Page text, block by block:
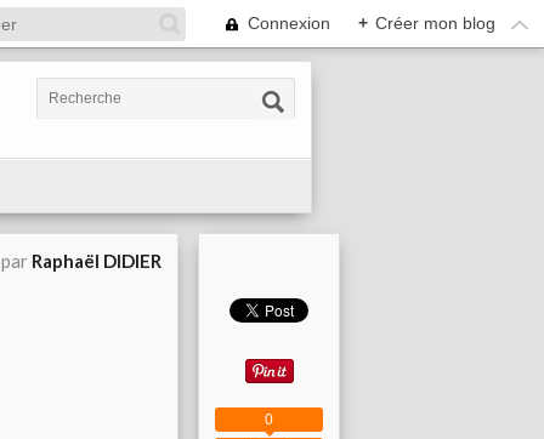
Connexion + Créer mon blog
Raphaël DIDIER
0